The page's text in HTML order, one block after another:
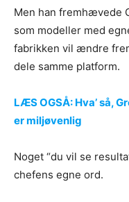
Men han fremhævede
som modeller med
fabrikken vil ændre
dele samme platform.
LÆS OGSÅ: Hva’ så,
er miljøvenlig
Noget “du vil se
chefens egne ord.